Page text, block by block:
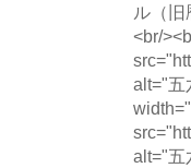
ル（
<br/
alt="五
alt="五